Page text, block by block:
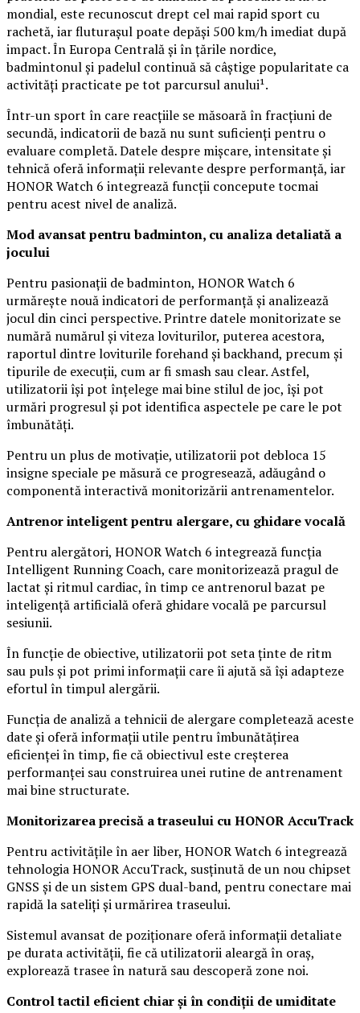
mondial, este recunoscut drept cel mai rapid sport cu
rachetă, iar fluturașul poate depăși 500 km/h imediat după
impact. În Europa Centrală și în țările nordice,
badmintonul și padelul continuă să câștige popularitate ca
activități practicate pe tot parcursul anului¹.
Într-un sport în care reacțiile se măsoară în fracțiuni de
secundă, indicatorii de bază nu sunt suficienți pentru o
evaluare completă. Datele despre mișcare, intensitate și
tehnică oferă informații relevante despre performanță, iar
HONOR Watch 6 integrează funcții concepute tocmai
pentru acest nivel de analiză.
Mod avansat pentru badminton, cu analiza detaliată a
jocului
Pentru pasionații de badminton, HONOR Watch 6
urmărește nouă indicatori de performanță și analizează
jocul din cinci perspective. Printre datele monitorizate se
numără numărul și viteza loviturilor, puterea acestora,
raportul dintre loviturile forehand și backhand, precum și
tipurile de execuții, cum ar fi smash sau clear. Astfel,
utilizatorii își pot înțelege mai bine stilul de joc, își pot
urmări progresul și pot identifica aspectele pe care le pot
îmbunătăți.
Pentru un plus de motivație, utilizatorii pot debloca 15
insigne speciale pe măsură ce progresează, adăugând o
componentă interactivă monitorizării antrenamentelor.
Antrenor inteligent pentru alergare, cu ghidare vocală
Pentru alergători, HONOR Watch 6 integrează funcția
Intelligent Running Coach, care monitorizează pragul de
lactat și ritmul cardiac, în timp ce antrenorul bazat pe
inteligență artificială oferă ghidare vocală pe parcursul
sesiunii.
În funcție de obiective, utilizatorii pot seta ținte de ritm
sau puls și pot primi informații care îi ajută să își adapteze
efortul în timpul alergării.
Funcția de analiză a tehnicii de alergare completează aceste
date și oferă informații utile pentru îmbunătățirea
eficienței în timp, fie că obiectivul este creșterea
performanței sau construirea unei rutine de antrenament
mai bine structurate.
Monitorizarea precisă a traseului cu HONOR AccuTrack
Pentru activitățile în aer liber, HONOR Watch 6 integrează
tehnologia HONOR AccuTrack, susținută de un nou chipset
GNSS și de un sistem GPS dual-band, pentru conectare mai
rapidă la sateliți și urmărirea traseului.
Sistemul avansat de poziționare oferă informații detaliate
pe durata activității, fie că utilizatorii aleargă în oraș,
explorează trasee în natură sau descoperă zone noi.
Control tactil eficient chiar și în condiții de umiditate